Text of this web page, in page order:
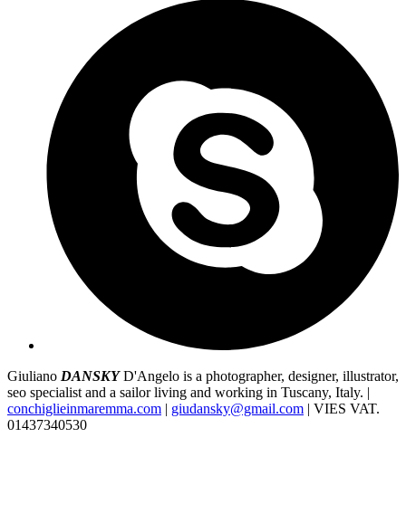
Giuliano DANSKY D'Angelo is a photographer, designer, illustrator,
seo specialist and a sailor living and working in Tuscany, Italy. |
conchiglieinmaremma.com | giudansky@gmail.com | VIES VAT.
01437340530